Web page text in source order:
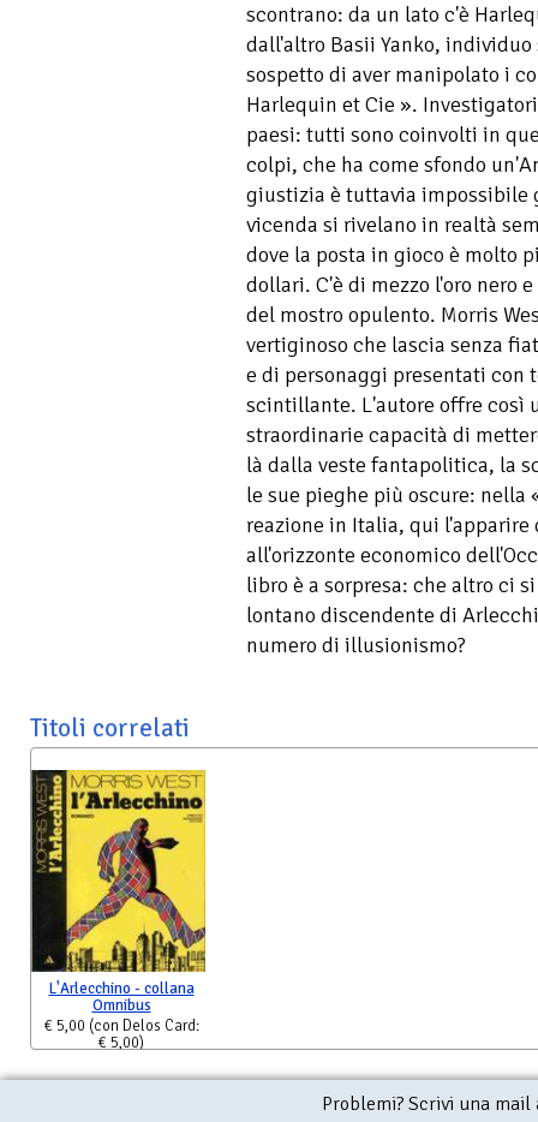
scontrano: da un lato c'è
dall'altro Basii Yanko,
sospetto di aver manipolato i
Harlequin et Cie ».
paesi: tutti sono coinvolti in
colpi, che ha come sfondo
giustizia è tuttavia impossibile
vicenda si rivelano in realtà
dove la posta in gioco è molto
dollari. C'è di mezzo l'oro nero
del mostro opulento. Morris
vertiginoso che lascia senza
e di personaggi presentati con
scintillante. L'autore offre così
straordinarie capacità di
là dalla veste fantapolitica, la
le sue pieghe più oscure: nella
reazione in Italia, qui
all'orizzonte economico
libro è a sorpresa: che altro ci
lontano discendente di
numero di illusionismo?
Titoli correlati
L'Arlecchino - collana
Omnibus
€ 5,00 (con Delos Card:
€ 5,00)
Problemi? Scrivi una